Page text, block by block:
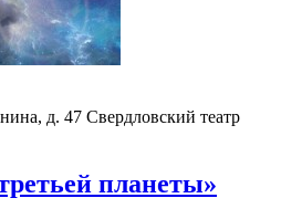
д. 47 Свердловский театр
планеты»